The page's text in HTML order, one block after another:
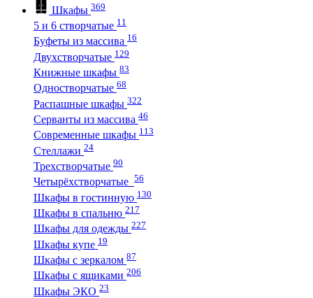
Шкафы 369
5 и 6 створчатые 11
Буфеты из массива 16
Двухстворчатые 129
Книжные шкафы 83
Одностворчатые 68
Распашные шкафы 322
Серванты из массива 46
Современные шкафы 113
Стеллажи 24
Трехстворчатые 90
Четырёхстворчатые 56
Шкафы в гостинную 130
Шкафы в спальню 217
Шкафы для одежды 227
Шкафы купе 19
Шкафы с зеркалом 87
Шкафы с ящиками 206
Шкафы ЭКО 23